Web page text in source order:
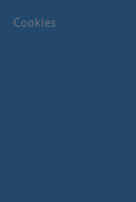
Cookies